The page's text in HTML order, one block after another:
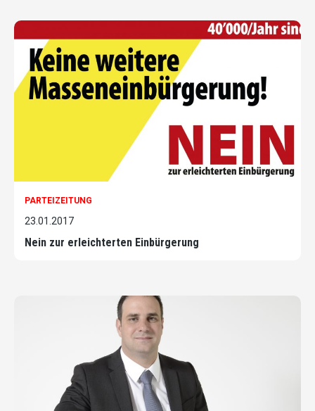
PARTEIZEITUNG
23.01.2017
Nein zur erleichterten Einbürgerung